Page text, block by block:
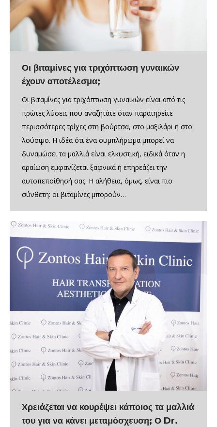
Οι βιταμίνες για τριχόπτωση γυναικών
έχουν αποτέλεσμα;
Οι βιταμίνες για τριχόπτωση γυναικών είναι από τις
πρώτες λύσεις που αναζητάτε όταν παρατηρείτε
περισσότερες τρίχες στη βούρτσα, στο μαξιλάρι ή στο
λούσιμο. Η ιδέα ότι ένα συμπλήρωμα μπορεί να
δυναμώσει τα μαλλιά είναι ελκυστική, ειδικά όταν η
αραίωση εμφανίζεται ξαφνικά ή επηρεάζει την
αυτοπεποίθησή σας. Η αλήθεια, όμως, είναι πιο
σύνθετη: οι βιταμίνες μπορούν…
Χρειάζεται να κουρέψει κάποιος τα μαλλιά
του για να κάνει μεταμόσχευση; Ο Dr.